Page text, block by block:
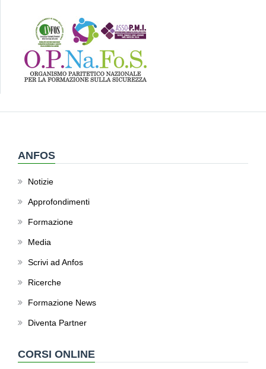
ANFOS
Notizie
Approfondimenti
Formazione
Media
Scrivi ad Anfos
Ricerche
Formazione News
Diventa Partner
CORSI ONLINE